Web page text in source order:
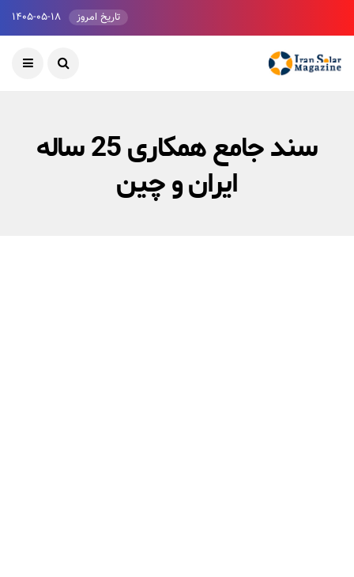
تاریخ امروز ۱۴۰۵-۰۵-۱۸
سند جامع همکاری 25 ساله
ایران و چین